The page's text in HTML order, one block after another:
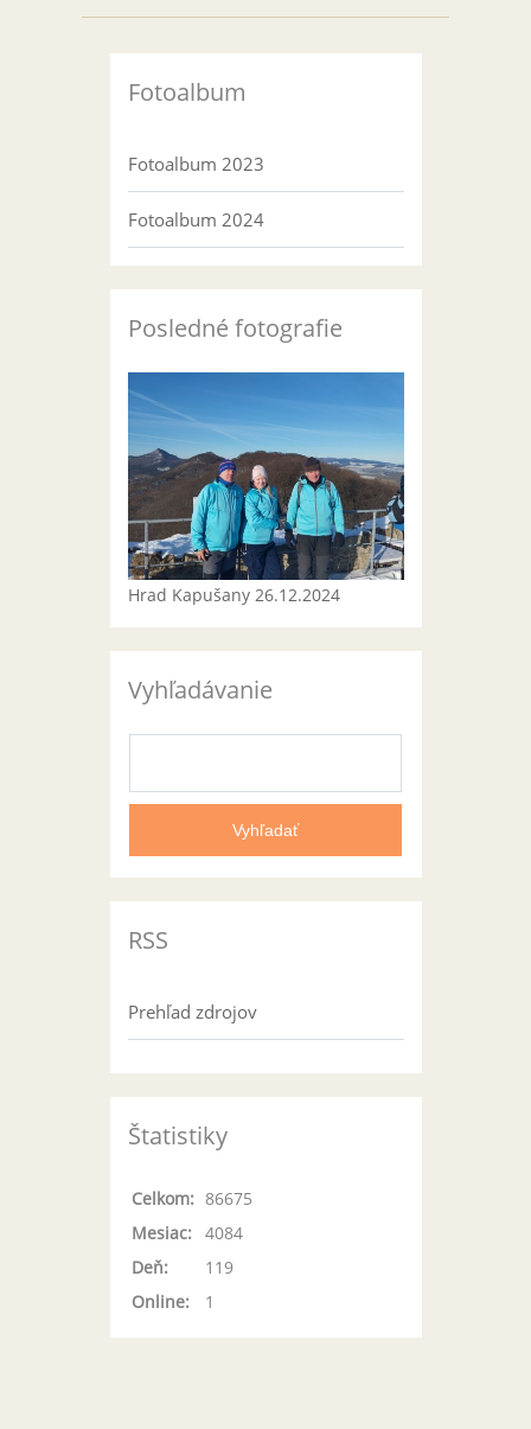
Fotoalbum
Fotoalbum 2023
Fotoalbum 2024
Posledné fotografie
Hrad Kapušany 26.12.2024
Vyhľadávanie
RSS
Prehľad zdrojov
Štatistiky
Online: 1
Celkom: 86675
Mesiac:
4084
Deň:
119